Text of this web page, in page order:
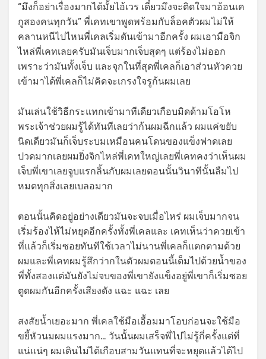
“มึงก็อย่าเรื่องมากได้มั้ยไอ้เวร เดี๋ยวมึงจะติดใจมาอ้อนเค
กูสองคนทุกวัน” พี่เคทเขาพูดพร้อมกับล็อคตัวผมไม่ให้
คลานหนีไปไหนพี่เคลเริ่มดันเข้ามาอีกครั้ง ผมเอามือจิก
ไหล่พี่เคทเลยครับมันเจ็บมากเจ็บสุดๆ แต่ร้องไม่ออก
เพราะว่ามันทั้งเจ็บ และจุกในที่สุดพี่เคลก็เอาส่วนหัวควย
เข้ามาได้พี่เคลก็ไม่คิดจะเกรงใจรูก้นผมเลย
มันเล่นใช้วิธีกระแทกเข้ามาทีเดียวเกือบมิดด้ามโอโห
พระเจ้าช่วยผมรู้ได้ทันทีเลยว่าก้นผมฉีกแล้ว ผมแค่ขยับ
นิดเดียวมันก็เจ็บระบมเหมือนคนโดนของแข็งฟาดเลย
ปวดมากเลยผมยิ่งจิกไหล่พี่เคทใหญ่เลยพี่เคทคงว่าเห็นผม
เจ็บพี่เขาเลยจูบแรกลิ้นกับผมเลยตอนนั้นวินาทีนั้นลืมไป
หมดทุกสิ่งเลยเบลอมาก
ตอนนั้นคิดอยู่อย่างเดียวมันจะจบเมื่อไหร่ ผมเจ็บมากจน
เริ่มร้องไห้ไม่หยุดอีกครั้งทั้งพี่เคลและ เคทเห็นว่าควยเข้า
ที่แล้วก็เริ่มซอยทันทีใช้เวลาไม่นานพี่เคลก็แตกตามด้วย
ผมและพี่เคทผมรู้สึกว่ากในตัวผมตอนนี้เต็มไปด้วยน้ำของ
พี่ทั้งสองแต่มันยังไม่จบของพี่เขายังแข็งอยู่พี่เขาก็เริ่มซอย
ตูดผมกันอีกครั้งเสียงดัง แฉะ แฉะ เลย
สงสัยน้ำเยอะมาก พี่เคลใช้มือเอื้อมมาโอบก่อนจะใช้มือ
ขยี้หัวนมผมแรงมาก… วันนั้นผมเสร็จพี่ไปไม่รู้กี่ครั้งแต่ที่
แน่แน่ๆ ผมเดินไม่ได้เกือบสามวันแทนที่จะหยุดแล้วได้ไป